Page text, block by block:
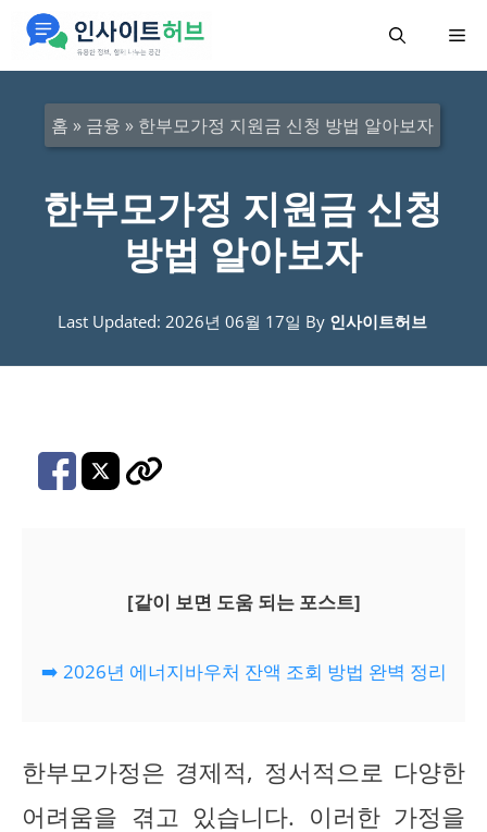
메
홈 » 금융 » 한부모가정 지원금 신청 방법 알아보자
한부모가정 지원금 신청
방법 알아보자
Last Updated: 2026년 06월 17일 By 인사이트허브
[같이 보면 도움 되는 포스트]
➡️ 2026년 에너지바우처 잔액 조회 방법 완벽 정리
한부모가정은 경제적, 정서적으로 다양한
어려움을 겪고 있습니다. 이러한 가정을